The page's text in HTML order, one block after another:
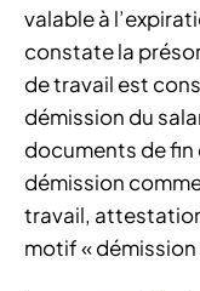
valable à
constate la
de travail est
démission du
documents de
démission
travail,
motif «